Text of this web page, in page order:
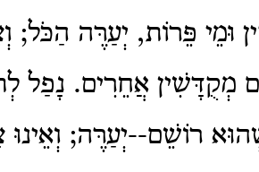
וּמֵי פֵּרוֹת, יְעַרֶּה הַכֹּל;
מְקֻדָּשִׁין אֲחֵרִים. נָפַל
רוֹשֵׁם--יְעַרֶּה; וְאֵינוּ